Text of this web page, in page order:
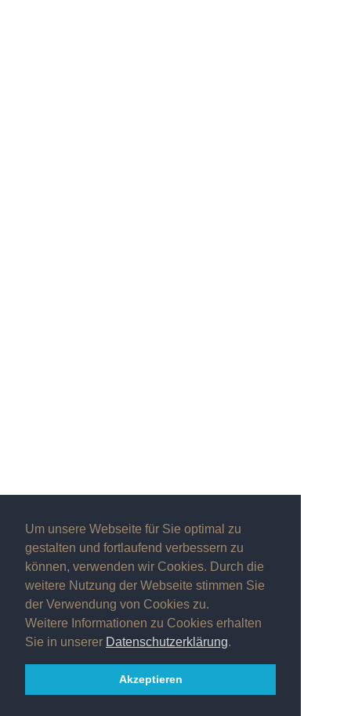
Um unsere Webseite für Sie optimal zu
gestalten und fortlaufend verbessern zu
können, verwenden wir Cookies. Durch die
weitere Nutzung der Webseite stimmen Sie
der Verwendung von Cookies zu.
Weitere Informationen zu Cookies erhalten
Sie in unserer Datenschutzerklärung.
Akzeptieren